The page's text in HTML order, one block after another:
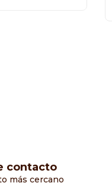
contacto
más cercano